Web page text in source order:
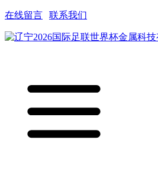
在线留言 联系我们